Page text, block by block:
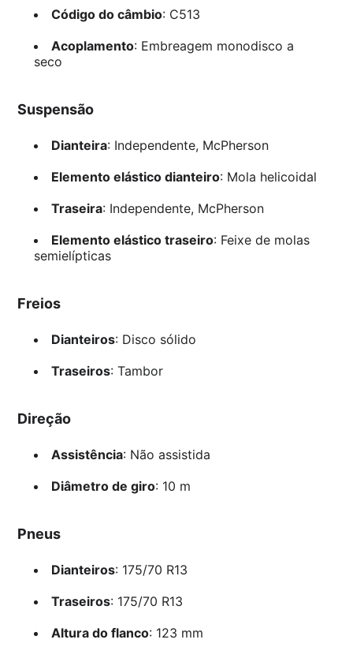
Código do câmbio: C513
Acoplamento: Embreagem monodisco a
seco
Suspensão
Dianteira: Independente, McPherson
Elemento elástico dianteiro: Mola helicoidal
Traseira: Independente, McPherson
Elemento elástico traseiro: Feixe de molas
semielípticas
Freios
Dianteiros: Disco sólido
Traseiros: Tambor
Direção
Assistência: Não assistida
Diâmetro de giro: 10 m
Pneus
Dianteiros: 175/70 R13
Traseiros: 175/70 R13
Altura do flanco: 123 mm